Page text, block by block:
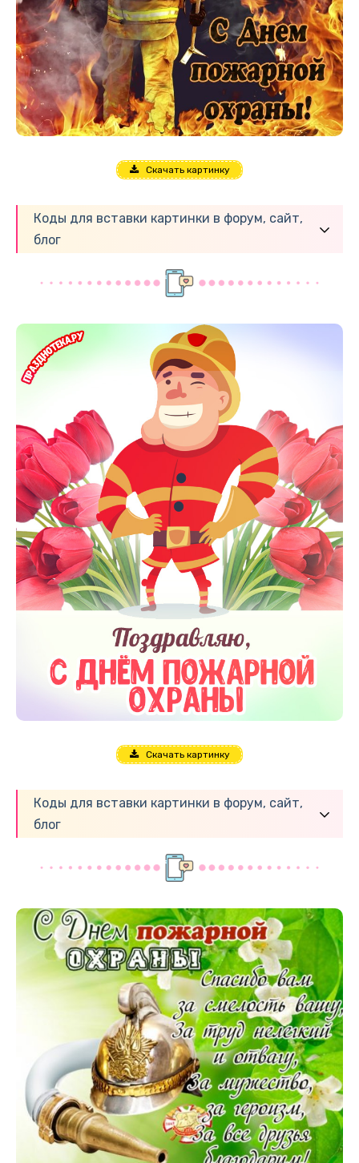
Скачать картинку
Коды для вставки картинки в форум, сайт,
блог
Скачать картинку
Коды для вставки картинки в форум, сайт,
блог